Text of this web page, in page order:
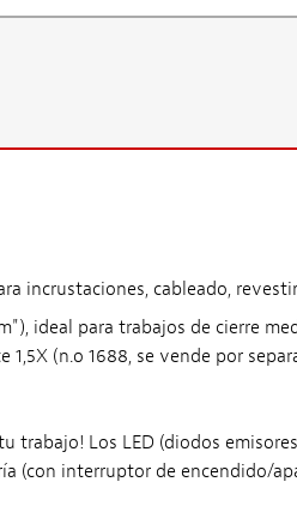
incrustaciones, cableado,
ideal para trabajos de cierre
(n.o 1688, se vende por
trabajo! Los LED (diodos
(con interruptor de encendido/